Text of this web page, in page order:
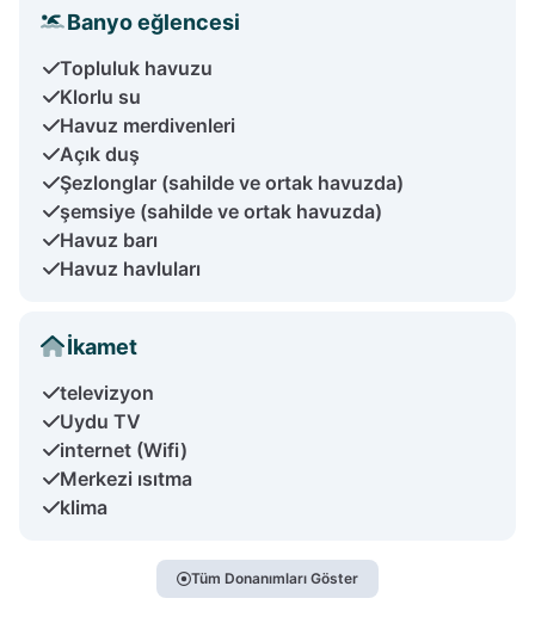
Banyo eğlencesi
Topluluk havuzu
Klorlu su
Havuz merdivenleri
Açık duş
Şezlonglar (sahilde ve ortak havuzda)
şemsiye (sahilde ve ortak havuzda)
Havuz barı
Havuz havluları
İkamet
televizyon
Uydu TV
internet (Wifi)
Merkezi ısıtma
klima
Tüm Donanımları Göster